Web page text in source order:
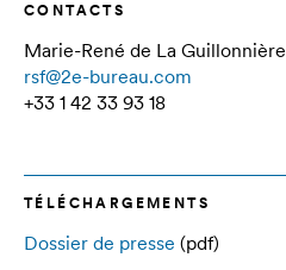
CONTACTS
Marie-René de La Guillonnière
rsf@2e-bureau.com
+33 1 42 33 93 18
TÉLÉCHARGEMENTS
Dossier de presse (pdf)